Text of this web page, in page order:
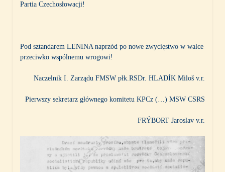
Partia Czechosłowacji!
Pod sztandarem LENINA naprzód po nowe zwycięstwo w walce
przeciwko wspólnemu wrogowi!
Naczelnik I. Zarządu FMSW płk.RSDr. HLADÍK Miloš v.r.
Pierwszy sekretarz głównego komitetu KPCz (…) MSW CSRS
FRÝBORT Jaroslav v.r.